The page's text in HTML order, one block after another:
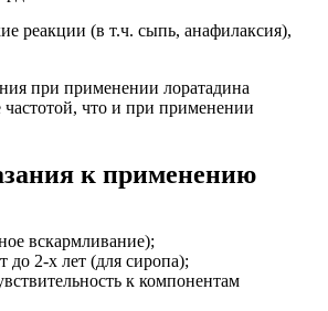
реакции (в т.ч. сыпь, анафилаксия),
при применении лоратадина
частотой, что и при применении
к применению
вскармливание);
до 2-х лет (для сиропа);
к компонентам